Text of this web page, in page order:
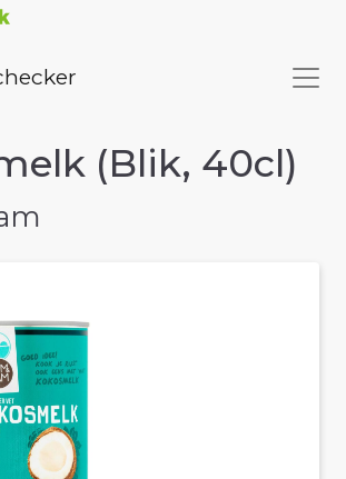
(Blik, 40cl)